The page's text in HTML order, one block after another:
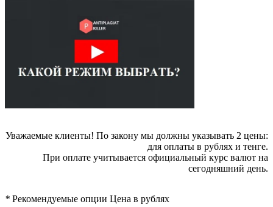
Уважаемые клиенты! По закону мы должны указывать 2 цены:
для оплаты в рублях и тенге.
При оплате учитывается официальный курс валют на
сегодняшний день.
* Рекомендуемые опции Цена в рублях